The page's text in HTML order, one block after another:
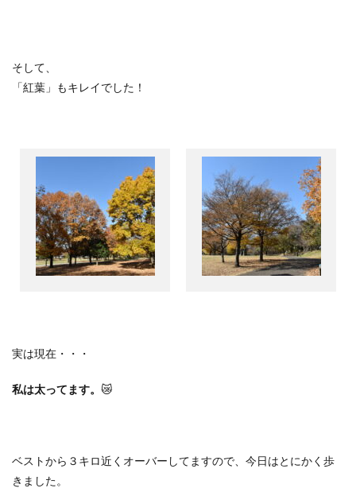
そして、
「紅葉」もキレイでした！
実は現在・・・
私は太ってます。 😿
ベストから３キロ近くオーバーしてますので、今日はとにかく歩
きました。